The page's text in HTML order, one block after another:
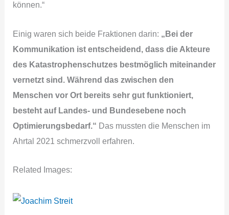
können.“
Einig waren sich beide Fraktionen darin:
„Bei der
Kommunikation ist entscheidend, dass die Akteure
des Katastrophenschutzes bestmöglich miteinander
vernetzt sind. Während das zwischen den
Menschen vor Ort bereits sehr gut funktioniert,
besteht auf Landes- und Bundesebene noch
Optimierungsbedarf.“ Das mussten die Menschen im
Ahrtal 2021 schmerzvoll erfahren.
Related Images: